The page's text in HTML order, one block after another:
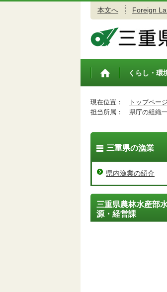
本文へ Foreign
トップペ
くらし・環
現在位置： トップページ
担当所属：
県庁の組織
三重県の漁業
県内漁業の紹介
三重県農林水産部
源・経営課